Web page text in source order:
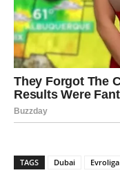
TAGS Dubai Evroliga